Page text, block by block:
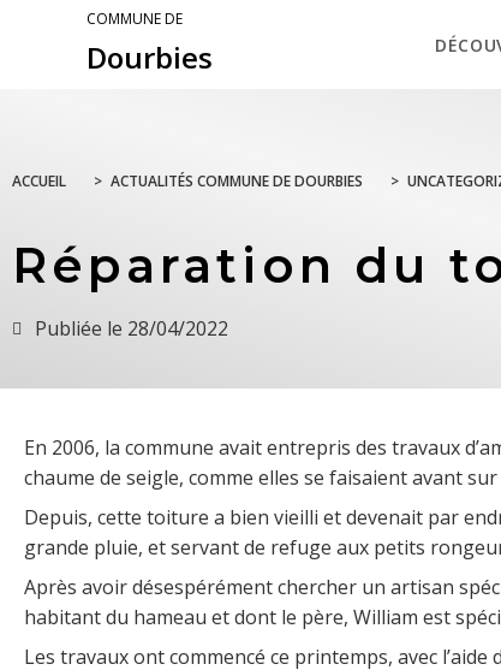
COMMUNE DE
Dourbies
ACCUEIL > ACTUALITÉS COMMUNE DE DOURBIES >
Réparation du
Publiée le 28/04/2022
En 2006, la commune avait entrepris des travaux
chaume de seigle, comme elles se faisaient avant
Depuis, cette toiture a bien vieilli et devenait par
grande pluie, et servant de refuge aux petits
Après avoir désespérément chercher un artisan
habitant du hameau et dont le père, William est
Les travaux ont commencé ce printemps, avec